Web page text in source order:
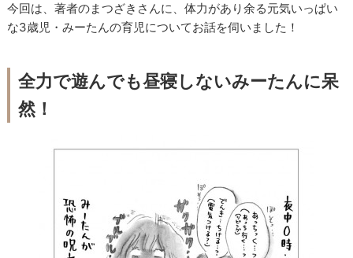
今回は、著者のまつざきさんに、体力があり余る元気いっぱい
な3歳児・みーたんの育児についてお話を伺いました！
全力で遊んでも昼寝しないみーたんに呆
然！